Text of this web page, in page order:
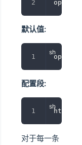
默认值:
配置段:
http,
对于每一条